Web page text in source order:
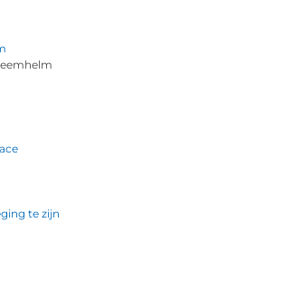
te zijn